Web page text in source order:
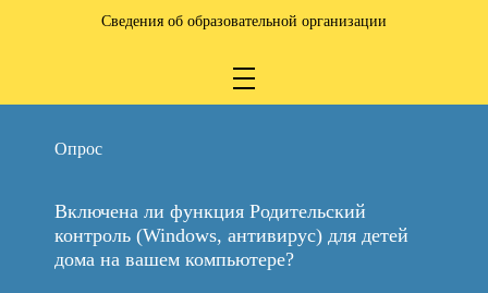
Сведения об образовательной организации
Опрос
Включена ли функция Родительский
контроль (Windows, антивирус) для детей
дома на вашем компьютере?